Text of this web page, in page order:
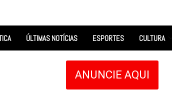
ÚLTIMAS NOTÍCIAS ESPORTES CULTURA
ANUNCIE AQUI